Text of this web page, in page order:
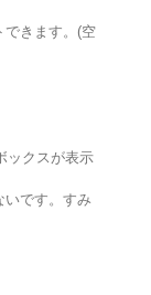
できます。(空
ックスが表示
です。すみ